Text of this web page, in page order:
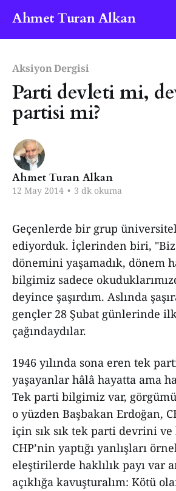
Ahmet Turan Alkan
Aksiyon Dergisi
Parti devleti mi,
partisi mi?
Ahmet Turan Alkan
12 May 2014 • 3 dk okuma
Geçenlerde bir grup
ediyorduk. İçlerinden biri, "Biz
dönemini yaşamadık, dönem
bilgimiz sadece
deyince şaşırdım. Aslında
gençler 28 Şubat günlerinde
çağındaydılar.
1946 yılında sona eren tek
yaşayanlar hâlâ hayatta ama
Tek parti bilgimiz var,
o yüzden Başbakan Erdoğan,
için sık sık tek parti devrini
CHP’nin yaptığı yanlışları
eleştirilerde haklılık payı var
açıklığa kavuşturalım: Kötü